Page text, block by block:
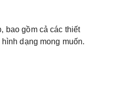
bao gồm cả các thiết
dạng mong muốn.